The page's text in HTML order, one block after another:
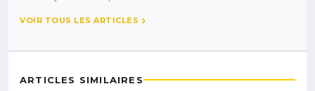
VOIR TOUS LES ARTICLES
ARTICLES SIMILAIRES